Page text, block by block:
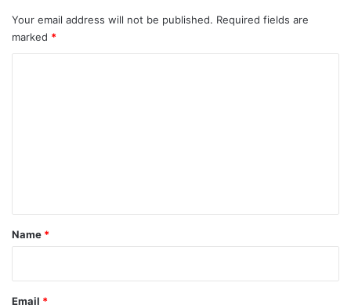
Your email address will not be published. Required fields are
marked *
*
Name *
Email *